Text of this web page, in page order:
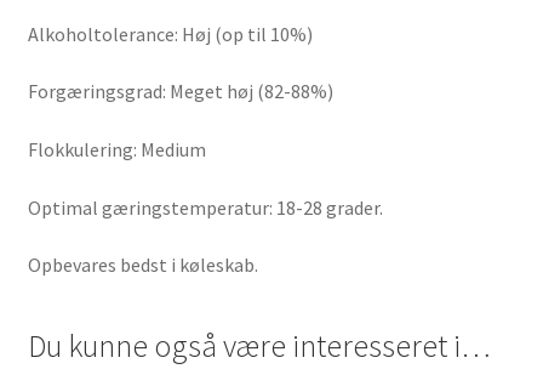
Alkoholtolerance: Høj (op til 10%)
Forgæringsgrad: Meget høj (82-88%)
Flokkulering: Medium
Optimal gæringstemperatur: 18-28 grader.
Opbevares bedst i køleskab.
Du kunne også være interesseret i…